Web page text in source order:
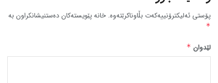
پۆستی ئەلیکترۆنییەکەت بڵاوناکرێتەوە. خانە پێویستەکان دەستنیشانکراون بە
*
لێدوان*